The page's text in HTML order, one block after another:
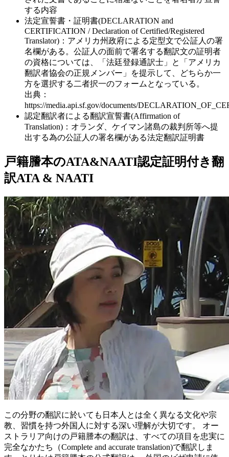
する内容
法定宣誓書・証明書(DECLARATION and
CERTIFICATION / Declaration of Certified/Registered
Translator)：アメリカ州政府による定型文で公証人の署
名欄がある。公証人の面前で署名する翻訳文の証明者
の資格については、「法廷登録通訳士」と「アメリカ
翻訳者協会の正規メンバー」を提示して、どちらか一
方を選択する二者択一のフォームとなっている。
出典：
https://media.api.sf.gov/documents/
認定翻訳者による翻訳宣誓書(Affirmation of
Translation)：オランダ、ケイマン諸島の裁判所等へ提
出する為の公証人の署名欄がある法定翻訳証明書
戸籍謄本のATA&NAATI認定証明付き翻
訳ATA & NAATI
この分野の翻訳に於いても日本人とは全く異なる文化や宗
教、習慣を持つ外国人に対する深い理解が大切です。 オー
ストラリア向けの戸籍謄本の翻訳は、すべての項目を忠実に
完全なかたち（Complete and accurate translation)で翻訳しま